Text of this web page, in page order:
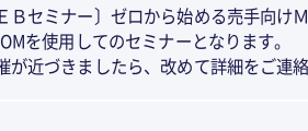
ＥＢセミナー〕ゼロから始める売手向け
を使用してのセミナーとなります。
が近づきましたら、改めて詳細をご連絡